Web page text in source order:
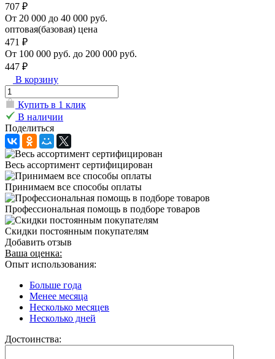
707 ₽
От 20 000 до 40 000 руб.
оптовая(базовая) цена
471 ₽
От 100 000 руб. до 200 000 руб.
447 ₽
В корзину
Купить в 1 клик
В наличии
Поделиться
Весь ассортимент сертифицирован
Принимаем все способы оплаты
Профессиональная помощь в подборе товаров
Скидки постоянным покупателям
Добавить отзыв
Ваша оценка:
Опыт использования:
Больше года
Менее месяца
Несколько месяцев
Несколько дней
Достоинства: